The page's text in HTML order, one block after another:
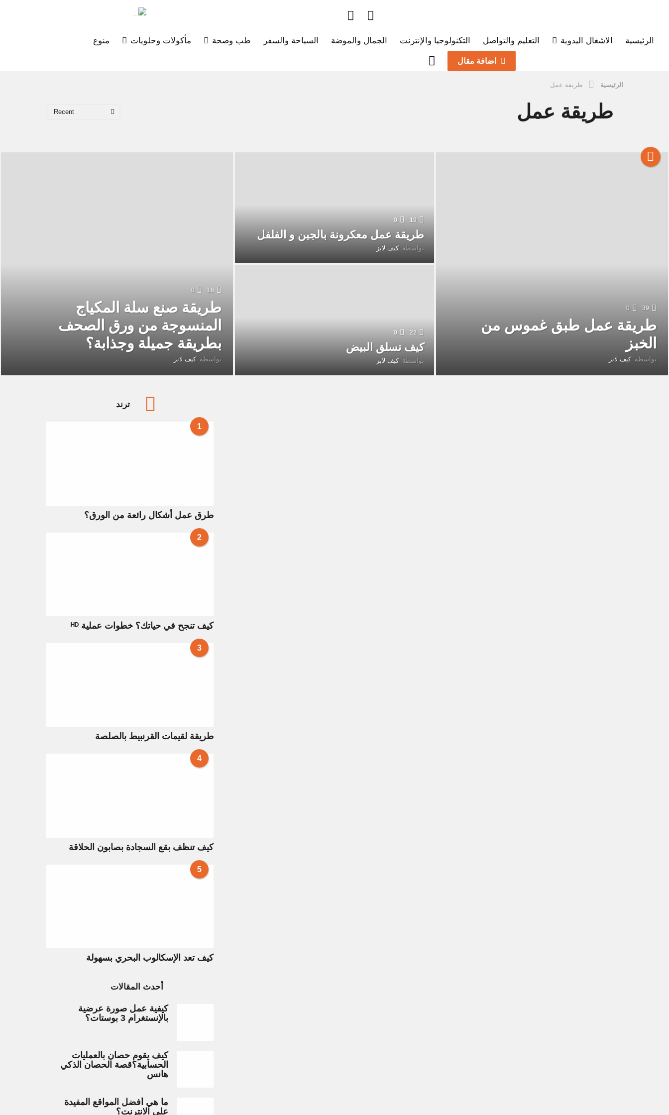
الرئيسية الاشغال اليدوية التعليم والتواصل التكنولوجيا والإنترنت الجمال والموضة السياحة والسفر طب وصحة مأكولات وحلويات منوع
اضافة مقال
الرئيسية طريقة عمل
طريقة عمل Recent
39
0
طريقة عمل طبق غموس من
الخبز
بواسطة كيف لابز
19
0
طريقة عمل معكرونة بالجبن و الفلفل
بواسطة كيف لابز
22
0
كيف تسلق البيض
بواسطة كيف لابز
18
0
طريقة صنع سلة المكياج
المنسوجة من ورق الصحف
بطريقة جميلة وجذابة؟
بواسطة كيف لابز
ترند
1
طرق عمل أشكال رائعة من الورق؟
2
كيف تنجح في حياتك؟ خطوات عملية ᴴᴰ
3
طريقة لقيمات القرنبيط بالصلصة
4
كيف تنظف بقع السجادة بصابون الحلاقة
5
كيف تعد الإسكالوب البحري بسهولة
أحدث المقالات
كيفية عمل صورة عرضية
بالإنستغرام 3 بوستات؟
كيف يقوم حصان بالعمليات
الحسابية؟قصة الحصان الذكي
هانس
ما هي أفضل المواقع المفيدة
على الانترنت؟